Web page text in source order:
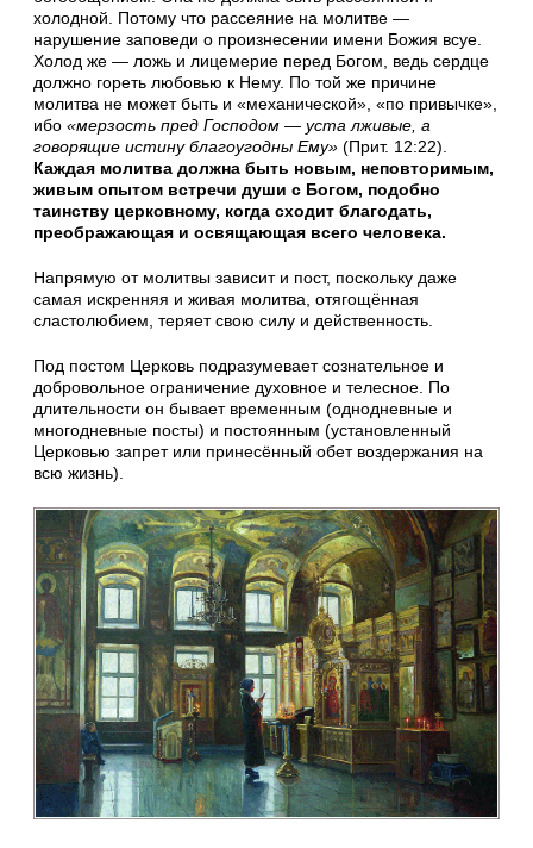
холодной. Потому что рассеяние на молитве —
нарушение заповеди о произнесении имени Божия всуе.
Холод же — ложь и лицемерие перед Богом, ведь сердце
должно гореть любовью к Нему. По той же причине
молитва не может быть и «механической», «по при­вычке»,
ибо «мерзость пред Господом — уста лживые, а
говорящие ис­тину благоугодны Ему» (Прит. 12:22).
Каждая молитва должна быть новым, неповторимым,
живым опытом встречи души с Богом, подобно
таинству церковному, когда сходит благодать,
преображающая и освя­щающая всего человека.
Напрямую от молитвы зависит и пост, поскольку даже
самая искренняя и живая молитва, отягощённая
сластолюбием, теряет свою силу и действен­ность.
Под постом Церковь подразумевает сознатель­ное и
добровольное огра­ничение духовное и теле­сное. По
длительности он бывает временным (одно­дневные и
многодневные посты) и постоянным (установленный
Церко­вью запрет или принесён­ный обет воздержания на
всю жизнь).